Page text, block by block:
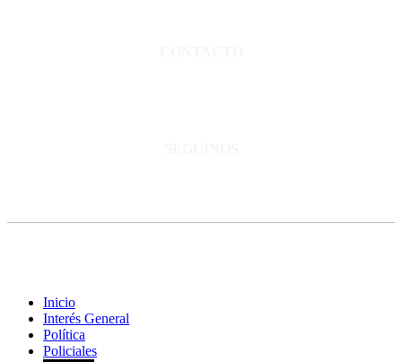
Inicio
Interés General
Política
Policiales